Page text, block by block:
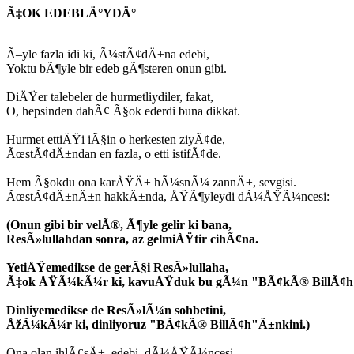
Ã‡OK EDEBLÄ°YDÄ°
Ã–yle fazla idi ki, Ã¼stÃ¢dÄ±na edebi,
Yoktu bÃ¶yle bir edeb gÃ¶steren onun gibi.
DiÄŸer talebeler de hurmetliydiler, fakat,
O, hepsinden dahÃ¢ Ã§ok ederdi buna dikkat.
Hurmet ettiÄŸi iÃ§in o herkesten ziyÃ¢de,
ÃœstÃ¢dÄ±ndan en fazla, o etti istifÃ¢de.
Hem Ã§okdu ona karÅŸÄ± hÃ¼snÃ¼ zannÄ±, sevgisi.
ÃœstÃ¢dÄ±nÄ±n hakkÄ±nda, ÅŸÃ¶yleydi dÃ¼ÅŸÃ¼ncesi:
(Onun gibi bir velÃ®, Ã¶yle gelir ki bana,
ResÃ»lullahdan sonra, az gelmiÅŸtir cihÃ¢na.
YetiÅŸemedikse de gerÃ§i ResÃ»lullaha,
Ã‡ok ÅŸÃ¼kÃ¼r ki, kavuÅŸduk bu gÃ¼n "BÃ¢kÃ®
Dinliyemedikse de ResÃ»lÃ¼n sohbetini,
ÅžÃ¼kÃ¼r ki, dinliyoruz "BÃ¢kÃ® BillÃ¢h"Ä±nkini.)